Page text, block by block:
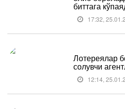
биттага
17:32,
Лотереялар
солувчи
12:14,